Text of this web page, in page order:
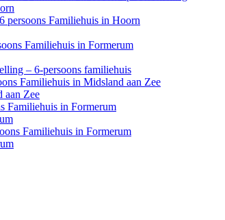
persoons Familiehuis in Hoorn
Familiehuis in Formerum
– 6-persoons familiehuis
Familiehuis in Midsland aan Zee
aan Zee
Familiehuis in Formerum
Familiehuis in Formerum